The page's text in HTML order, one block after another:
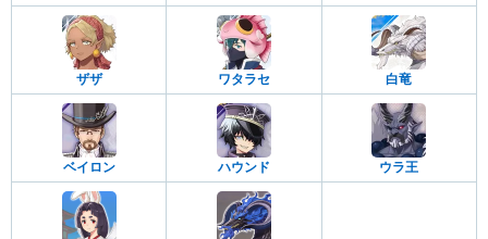
ザザ ワタラセ 白竜
ベイロン ハウンド ウラ王